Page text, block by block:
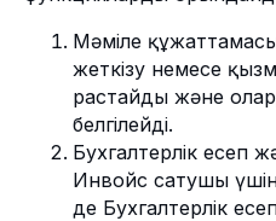
Мәміле
жеткізу немесе
растайды және
белгілейді.
Бухгалтерлік есеп
Инвойс сатушы
де Бухгалтерлік